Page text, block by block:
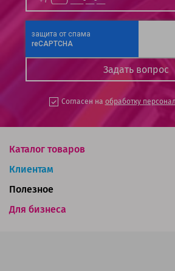
Согласен на обработку
Каталог товаров
Клиентам
Для бизнеса
Полезное